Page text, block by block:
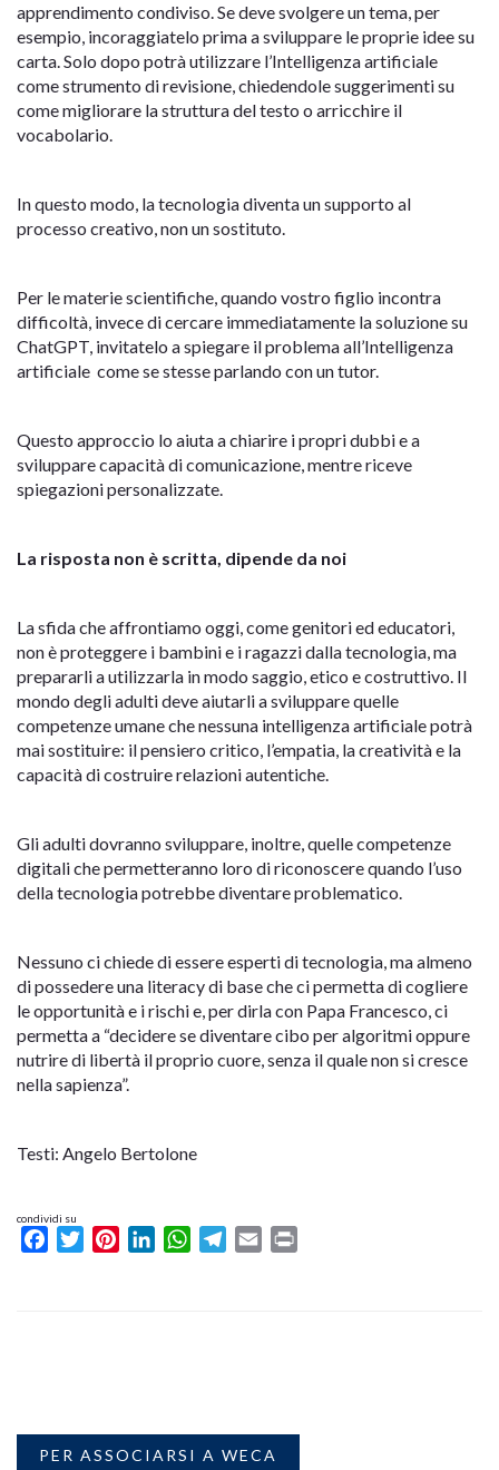
apprendimento condiviso. Se deve svolgere un tema, per
esempio, incoraggiatelo prima a sviluppare le proprie idee su
carta. Solo dopo potrà utilizzare l’Intelligenza artificiale
come strumento di revisione, chiedendole suggerimenti su
come migliorare la struttura del testo o arricchire il
vocabolario.
In questo modo, la tecnologia diventa un supporto al
processo creativo, non un sostituto.
Per le materie scientifiche, quando vostro figlio incontra
difficoltà, invece di cercare immediatamente la soluzione su
ChatGPT, invitatelo a spiegare il problema all’Intelligenza
artificiale come se stesse parlando con un tutor.
Questo approccio lo aiuta a chiarire i propri dubbi e a
sviluppare capacità di comunicazione, mentre riceve
spiegazioni personalizzate.
La risposta non è scritta, dipende da noi
La sfida che affrontiamo oggi, come genitori ed educatori,
non è proteggere i bambini e i ragazzi dalla tecnologia, ma
prepararli a utilizzarla in modo saggio, etico e costruttivo. Il
mondo degli adulti deve aiutarli a sviluppare quelle
competenze umane che nessuna intelligenza artificiale potrà
mai sostituire: il pensiero critico, l’empatia, la creatività e la
capacità di costruire relazioni autentiche.
Gli adulti dovranno sviluppare, inoltre, quelle competenze
digitali che permetteranno loro di riconoscere quando l’uso
della tecnologia potrebbe diventare problematico.
Nessuno ci chiede di essere esperti di tecnologia, ma almeno
di possedere una literacy di base che ci permetta di cogliere
le opportunità e i rischi e, per dirla con Papa Francesco, ci
permetta a “decidere se diventare cibo per algoritmi oppure
nutrire di libertà il proprio cuore, senza il quale non si cresce
nella sapienza”.
Testi: Angelo Bertolone
condividi su
FacebookTwitterPinterestLinkedInWhatsAppTelegram
Email
PER ASSOCIARSI A WECA